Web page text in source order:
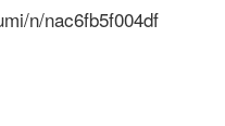
n/nac6fb5f004df